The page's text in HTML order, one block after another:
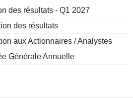
des résultats - Q1 2027
des résultats
aux Actionnaires / Analystes
Générale Annuelle